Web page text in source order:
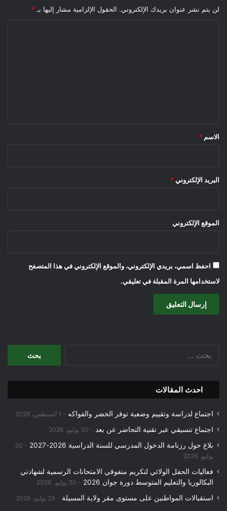
لن يتم نشر عنوان بريدك الإلكتروني. الحقول الإلزامية مشار إليها بـ *
*
الاسم *
البريد الإلكتروني *
الموقع الإلكتروني
احفظ اسمي، بريدي الإلكتروني، والموقع الإلكتروني في هذا المتصفح
لاستخدامها المرة المقبلة في تعليقي.
احدث المقالات
اجتماع لدراسة وتقييم وضعية توفر الخضر والفواكه 1 أغسطس، 2026
اجتماع تنسيقي عبر تقنية التحاضر عن بعد 30 يوليو، 2026
بلاغ حول رزنامة الدخول المدرسي للسنة الدراسية 2026-2027
30
يوليو، 2026
فعاليات الحفل الولائي لتكريم متفوقي الامتحانات الرسمية لشهادتي
البكالوريا والتعليم المتوسط دورة جوان 2026
30 يوليو، 2026
استقبالات المواطنين على مستوى مقر ولاية المسيلة 29 يوليو، 2026